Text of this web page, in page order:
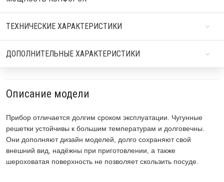
ТЕХНИЧЕСКИЕ ХАРАКТЕРИСТИКИ
ДОПОЛНИТЕЛЬНЫЕ ХАРАКТЕРИСТИКИ
Описание модели
Прибор отличается долгим сроком эксплуатации. Чугунные
решетки устойчивы к большим температурам и долговечны.
Они дополняют дизайн моделей, долго сохраняют свой
внешний вид, надёжны при приготовлении, а также
шероховатая поверхность не позволяет скользить посуде.